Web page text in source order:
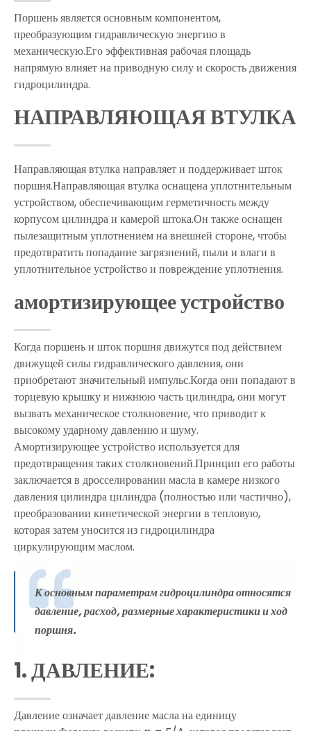
Поршень является основным компонентом,
преобразующим гидравлическую энергию в
механическую.Его эффективная рабочая площадь
напрямую влияет на приводную силу и скорость движения
гидроцилиндра.
НАПРАВЛЯЮЩАЯ ВТУЛКА
Направляющая втулка направляет и поддерживает шток
поршня.Направляющая втулка оснащена уплотнительным
устройством, обеспечивающим герметичность между
корпусом цилиндра и камерой штока.Он также оснащен
пылезащитным уплотнением на внешней стороне, чтобы
предотвратить попадание загрязнений, пыли и влаги в
уплотнительное устройство и повреждение уплотнения.
амортизирующее устройство
Когда поршень и шток поршня движутся под действием
движущей силы гидравлического давления, они
приобретают значительный импульс.Когда они попадают в
торцевую крышку и нижнюю часть цилиндра, они могут
вызвать механическое столкновение, что приводит к
высокому ударному давлению и шуму.
Амортизирующее устройство используется для
предотвращения таких столкновений.Принцип его работы
заключается в дросселировании масла в камере низкого
давления цилиндра цилиндра (полностью или частично),
преобразовании кинетической энергии в тепловую,
которая затем уносится из гидроцилиндра
циркулирующим маслом.
К основным параметрам гидроцилиндра относятся
давление, расход, размерные характеристики и ход
поршня.
1. ДАВЛЕНИЕ:
Давление означает давление масла на единицу